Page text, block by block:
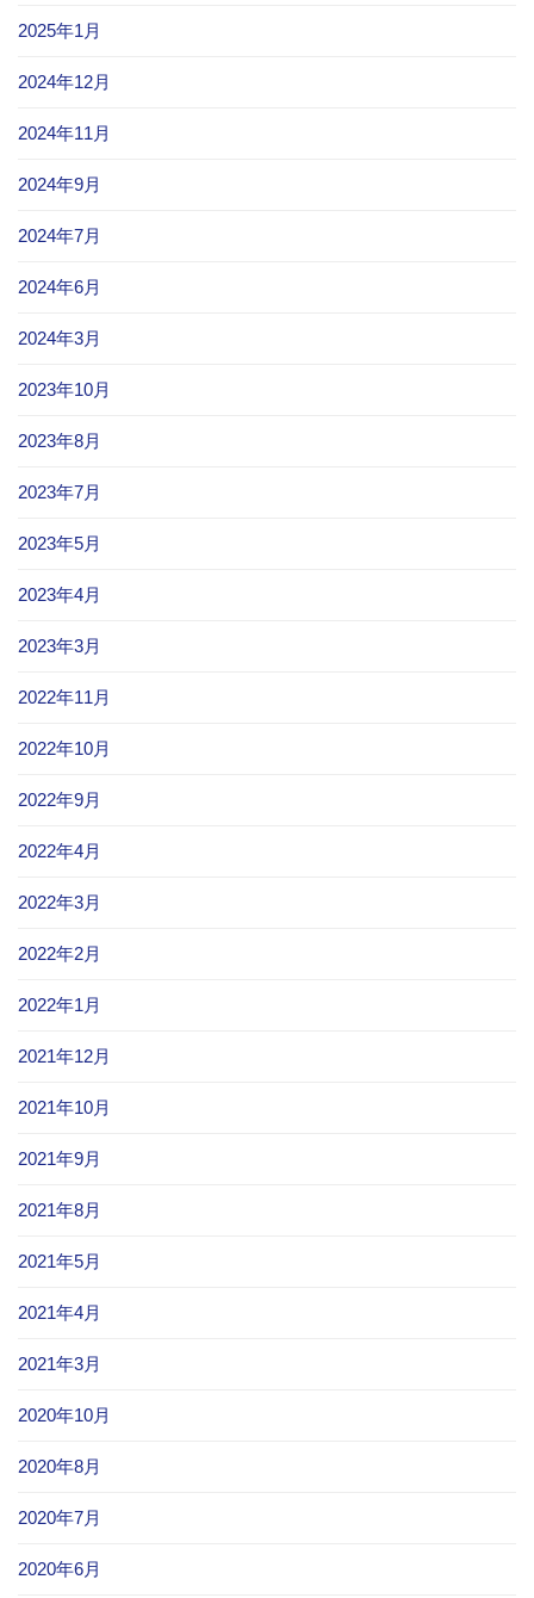
2025年1月
2024年12月
2024年11月
2024年9月
2024年7月
2024年6月
2024年3月
2023年10月
2023年8月
2023年7月
2023年5月
2023年4月
2023年3月
2022年11月
2022年10月
2022年9月
2022年4月
2022年3月
2022年2月
2022年1月
2021年12月
2021年10月
2021年9月
2021年8月
2021年5月
2021年4月
2021年3月
2020年10月
2020年8月
2020年7月
2020年6月